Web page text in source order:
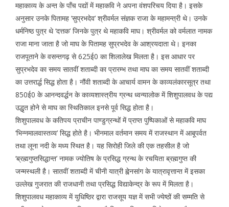
महाकाव्य के अन्त के पाँच पद्यों में महाकवि ने अपना वंशपरिचय दिया है। इसके
अनुसार उनके पितामह ‘सुप्रभदेव’ श्रीवर्मल संज्ञक राजा के महामन्त्री थे। उनके
धर्मनिष्ठ पुत्र थे ‘दत्तक’ जिनके पुत्र थे महाकवि माघ। श्रीवर्मल को वर्मलात नामक
राजा माना जाता है जो माघ के पितामह सुप्रभदेव के आश्रयदाता थे। इनका
राजपूताने के वसन्तगढ़ से 625ई0 का शिलालेख मिलता है। इस आधार पर
सुप्रभदेव का समय सातवीं शताब्दी का प्रारम्भ तथा माघ का समय सातवीं शताब्दी
का उत्तरार्द्ध सिद्ध होता है। नौंवी शताब्दी के आचार्य वामन के काव्यलंकारसूत्र तथा
850ई0 के आनन्दवर्द्धन के काव्यशास्त्रीय ग्रन्थ ध्वन्यालोक में शिशुपालवध के पद्य
उद्धृत होने से माघ का स्थितिकाल इनसे पूर्व सिद्ध होता है।
शिशुपालवध के कतिपय प्राचीन पाण्डुग्रन्थों में प्राप्त पुष्पिकाओं से महाकवि माघ
‘भिन्नमालवास्तव्य’ सिद्ध होते है। भीनमाल वर्तमान समय में राजस्थान में आबूपर्वत
तथा लूना नदी के मध्य स्थित है। यह सिरोही जिले की एक तहसील है जो
‘ब्रह्मगुप्तसिद्धान्त’ नामक ज्योतिष के प्रसिद्ध ग्रन्थ के रचयिता ब्रह्मगुप्त की
जन्मस्थली है। सातवीं शताब्दी में चीनी यात्री ह्वेनसांग के यात्रावृत्तान्त में इसका
उल्लेख गुजरात की राजधानी तथा प्रसिद्ध विद्याकेन्द्र के रूप में मिलता है।
शिशुपालवध महाकाव्य में युधिष्ठिर द्वारा राजसूय यज्ञ में सभी ज्येष्ठों की सम्मति से